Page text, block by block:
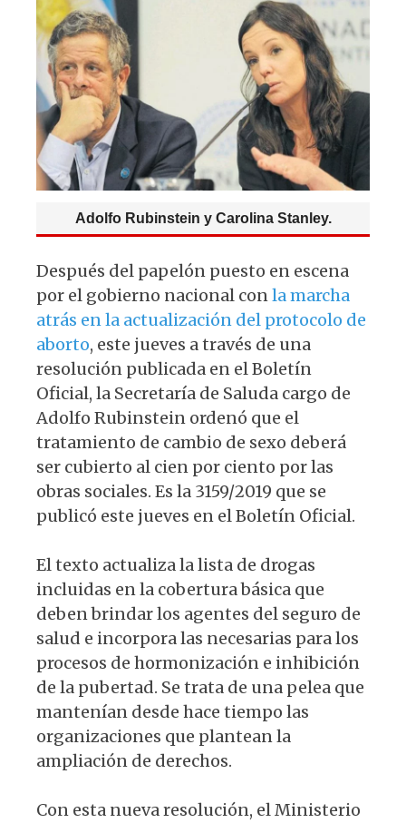
b
o
o
k
y ra
m
Adolfo Rubinstein y Carolina Stanley.
Después del papelón puesto en escena
por el gobierno nacional con la marcha
atrás en la actualización del protocolo de
aborto, este jueves a través de una
resolución publicada en el Boletín
Oficial, la Secretaría de Saluda cargo de
Adolfo Rubinstein ordenó que el
tratamiento de cambio de sexo deberá
ser cubierto al cien por ciento por las
obras sociales. Es la 3159/2019 que se
publicó este jueves en el Boletín Oficial.
El texto actualiza la lista de drogas
incluidas en la cobertura básica que
deben brindar los agentes del seguro de
salud e incorpora las necesarias para los
procesos de hormonización e inhibición
de la pubertad. Se trata de una pelea que
mantenían desde hace tiempo las
organizaciones que plantean la
ampliación de derechos.
Con esta nueva resolución, el Ministerio